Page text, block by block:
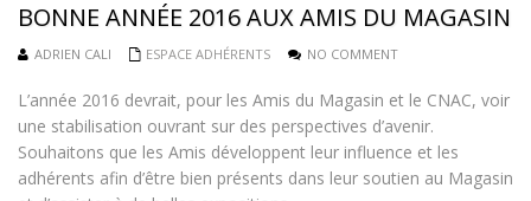
BONNE ANNÉE 2016 AUX AMIS DU MAGASIN
ADRIEN CALI ESPACE ADHÉRENTS NO COMMENT
L’année 2016 devrait, pour les Amis du Magasin et le CNAC, voir
une stabilisation ouvrant sur des perspectives d’avenir.
Souhaitons que les Amis développent leur influence et les
adhérents afin d’être bien présents dans leur soutien au Magasin